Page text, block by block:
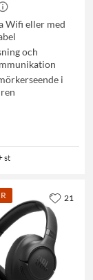
Wifi eller med
och
i
st
21